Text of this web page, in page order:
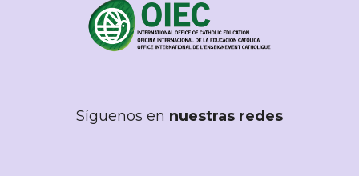
Síguenos en nuestras redes